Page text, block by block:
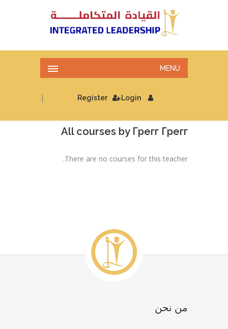
MENU
Login
| Register
All courses by Грегг Грегг
There are no courses for this teacher.
من نحن